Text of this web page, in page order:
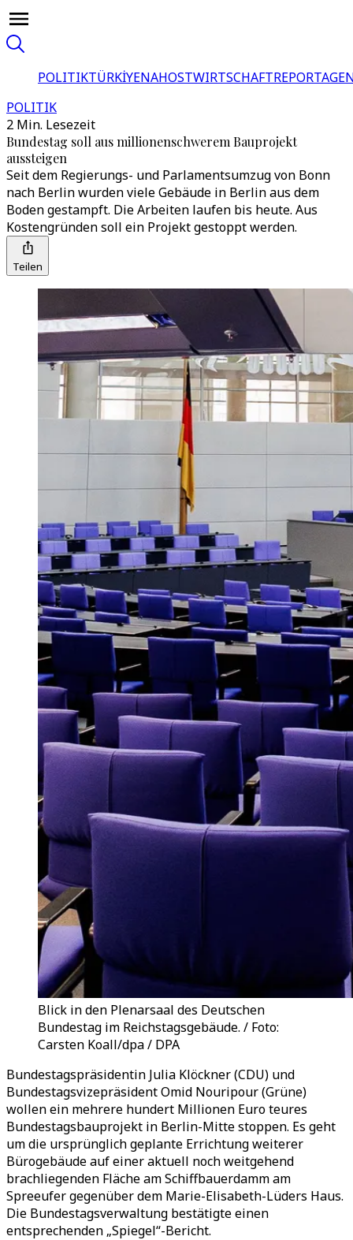
POLITIKTÜRKİYENAHOSTWIRTSCHAFT
POLITIK
2 Min. Lesezeit
Bundestag soll aus millionenschwerem Bauprojekt
aussteigen
Seit dem Regierungs- und Parlamentsumzug von Bonn
nach Berlin wurden viele Gebäude in Berlin aus dem
Boden gestampft. Die Arbeiten laufen bis heute. Aus
Kostengründen soll ein Projekt gestoppt werden.
Teilen
Blick in den Plenarsaal des Deutschen
Bundestag im Reichstagsgebäude. / Foto:
Carsten Koall/dpa / DPA
Bundestagspräsidentin Julia Klöckner (CDU) und
Bundestagsvizepräsident Omid Nouripour (Grüne)
wollen ein mehrere hundert Millionen Euro teures
Bundestagsbauprojekt in Berlin-Mitte stoppen. Es geht
um die ursprünglich geplante Errichtung weiterer
Bürogebäude auf einer aktuell noch weitgehend
brachliegenden Fläche am Schiffbauerdamm am
Spreeufer gegenüber dem Marie-Elisabeth-Lüders Haus.
Die Bundestagsverwaltung bestätigte einen
entsprechenden „Spiegel“-Bericht.